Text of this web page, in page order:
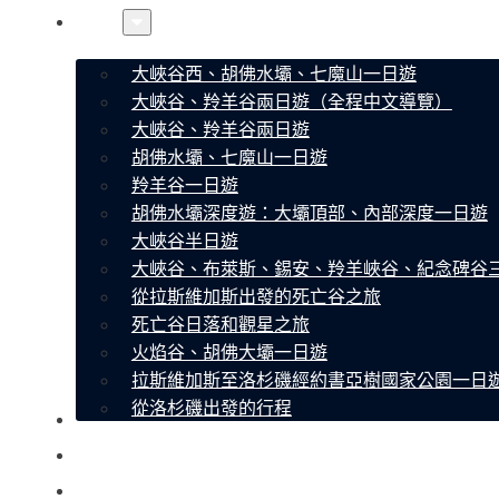
線路
大峽谷西、胡佛水壩、七魔山一日遊
大峽谷、羚羊谷兩日遊（全程中文導覽）
大峽谷、羚羊谷兩日遊
胡佛水壩、七魔山一日遊
羚羊谷一日遊
胡佛水壩深度遊：大壩頂部、內部深度一日遊
大峽谷半日遊
大峽谷、布萊斯、錫安、羚羊峽谷、紀念碑谷
從拉斯維加斯出發的死亡谷之旅
死亡谷日落和觀星之旅
火焰谷、胡佛大壩一日遊
拉斯維加斯至洛杉磯經約書亞樹國家公園一日
從洛杉磯出發的行程
關於我們